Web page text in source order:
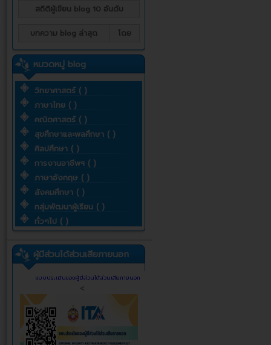
สถิติผู้เขียน blog 10 อันดับ
บทความ blog ล่าสุด โดย
หมวดหมู่ blog
วิทยาศาสตร์ ( )
ภาษาไทย ( )
คณิตศาสตร์ ( )
สุขศึกษาและพลศึกษา ( )
ศิลปศึกษา ( )
การงานอาชีพฯ ( )
ภาษาอังกฤษ ( )
สังคมศึกษา ( )
กลุ่มพัฒนาผู้เรียน ( )
ทั่วๆไป ( )
ผู้มีส่วนได้ส่วนเสียภายนอก
แบบประเมินของผู้มีส่วนได้ส่วนเสียภายนอก
<